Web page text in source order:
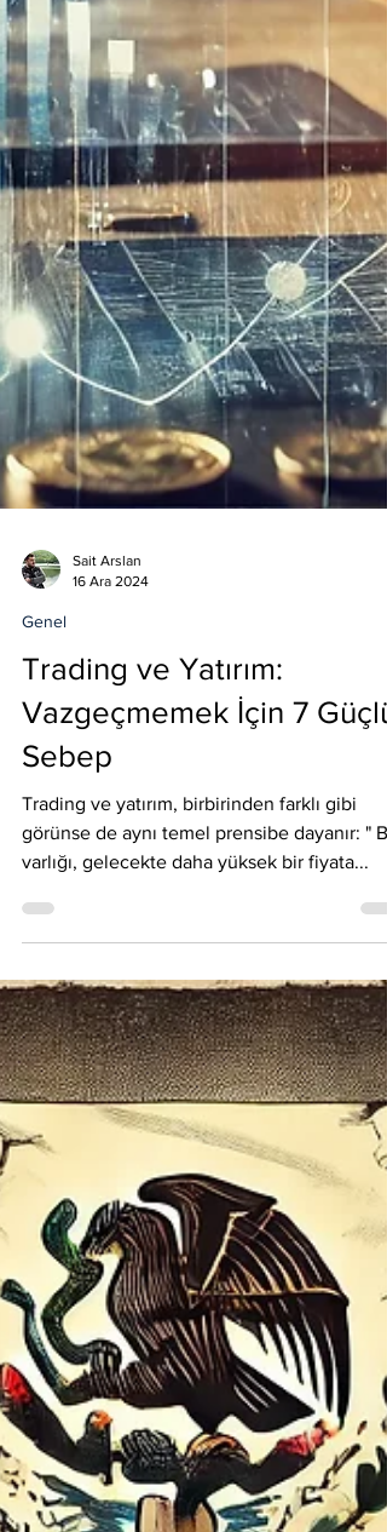
16 Ara 2024
Genel
Trading ve Yatırım:
Vazgeçmemek İçin 7 Güçlü
Sebep
Trading ve yatırım, birbirinden farklı gibi
varlığı, gelecekte daha yüksek bir fiyata...